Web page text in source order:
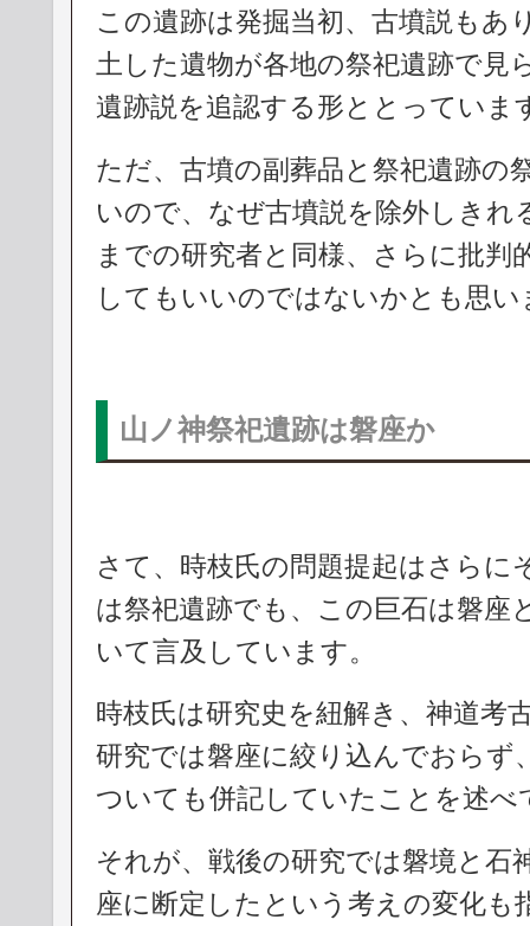
この遺跡は発掘当初、古墳説もあ
土した遺物が各地の祭祀遺跡で見
遺跡説を追認する形ととっていま
ただ、古墳の副葬品と祭祀遺跡の
いので、なぜ古墳説を除外しき
までの研究者と同様、さらに批判
してもいいのではないかとも思い
山ノ神祭祀遺跡は磐座か
さて、時枝氏の問題提起はさらに
は祭祀遺跡でも、この巨石は磐座
いて言及しています。
時枝氏は研究史を紐解き、神道考
研究では磐座に絞り込んでおらず
ついても併記していたことを述べ
それが、戦後の研究では磐境と石
座に断定したという考えの変化も